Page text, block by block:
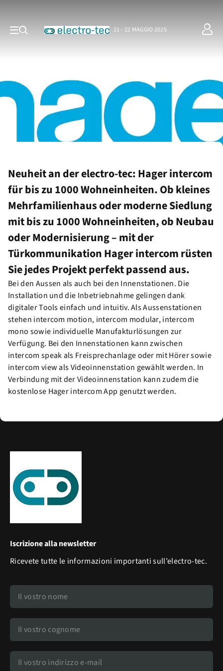
21 - 22 MAGGIO 2025
Neuheit an der electro-tec: Hager intercom
für bis zu 1000 Wohneinheiten. Ob kleines
Mehrfamilienhaus oder moderne Siedlung
mit bis zu 1000 Wohneinheiten, ob Neubau
oder Modernisierung – mit der
Türkommunikation Hager intercom rüsten
Sie jedes Projekt perfekt passend aus.
Bei den Aussen als auch bei den Innenstationen. Die
Installation und die Inbetriebnahme gelingen dank
digitaler Tools einfach und intuitiv. Als Aussenstationen
stehen intercom motion, intercom modular, intercom
mono sowie individuelle Manufakturlösungen zur
Verfügung. Bei den Innenstationen kann zwischen
intercom speak als Freisprechanlage oder mit Hörer sowie
intercom view als Videoinnenstation gewählt werden. In
Verbindung mit der Videoinnenstation kann zudem die
kostenlose Hager intercom App genutzt werden.
Iscrizione alla newsletter
Ricevete tutte le informazioni importanti sull’electro-tec.